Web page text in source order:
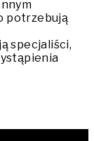
potrzebują
specjaliści,